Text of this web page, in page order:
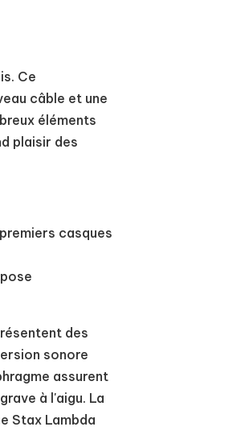
Ce
câble et une
éléments
plaisir des
casques
des
sonore
assurent
à l'aigu. La
Stax Lambda